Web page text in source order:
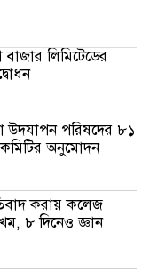
বাজার লিমিটেডের
উদযাপন পরিষদের ৮১
কমিটির অনুমোদন
করায় কলেজ
৮ দিনেও জ্ঞান